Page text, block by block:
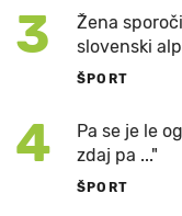
3
Žena
slovenski
ŠPORT
4
Pa se je le
zdaj pa ..."
ŠPORT